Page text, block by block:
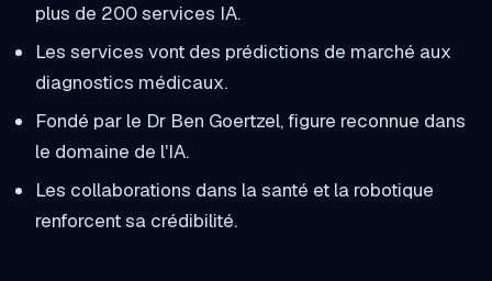
plus de 200 services IA.
Les services vont des prédictions de marché aux
diagnostics médicaux.
Fondé par le Dr Ben Goertzel, figure reconnue dans
le domaine de l'IA.
Les collaborations dans la santé et la robotique
renforcent sa crédibilité.